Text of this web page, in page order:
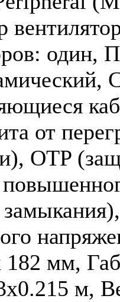
один,
от
OTP
182 мм,
м,